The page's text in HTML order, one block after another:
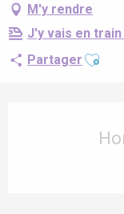
M'y rendre
J'y vais en train
Partager Ajouter